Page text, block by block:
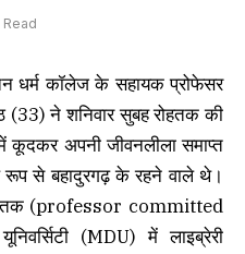
Read
धर्म कॉलेज के सहायक प्रोफेसर
(33) ने शनिवार सुबह रोहतक की
अपनी जीवनलीला समाप्त
से बहादुरगढ़ के रहने वाले थे।
(professor committed
(MDU) में लाइब्रेरी